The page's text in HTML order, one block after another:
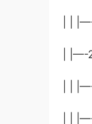
| |
| |—-
| |
| |